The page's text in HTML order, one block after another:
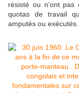
résisté ou n'ont pas
quotas de travail
amputés ou exécutés.